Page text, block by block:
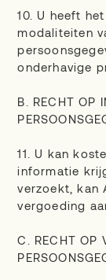
10. U heeft
modaliteiten
onderhavige
B. RECHT OP
11. U kan
informatie
verzoekt, kan
vergoeding
C. RECHT OP